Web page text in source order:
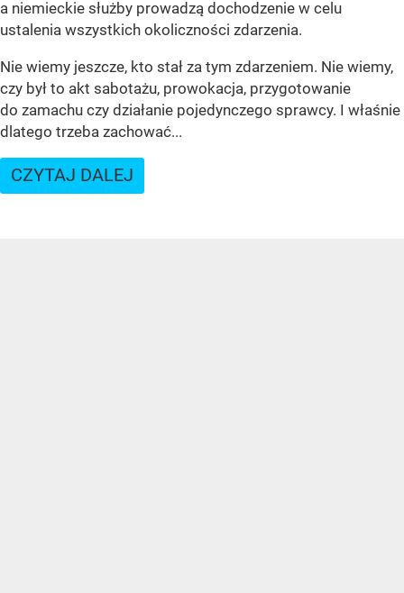
a niemieckie służby prowadzą dochodzenie w celu
ustalenia wszystkich okoliczności zdarzenia.
Nie wiemy jeszcze, kto stał za tym zdarzeniem. Nie wiemy,
czy był to akt sabotażu, prowokacja, przygotowanie
do zamachu czy działanie pojedynczego sprawcy. I właśnie
dlatego trzeba zachować...
CZYTAJ DALEJ